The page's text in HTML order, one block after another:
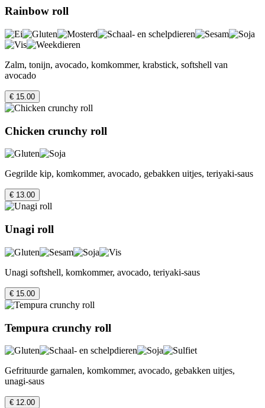
Rainbow roll
Zalm, tonijn, avocado, komkommer, krabstick, softshell van
avocado
€ 15.00
Chicken crunchy roll
Gegrilde kip, komkommer, avocado, gebakken uitjes, teriyaki-saus
€ 13.00
Unagi roll
Unagi softshell, komkommer, avocado, teriyaki-saus
€ 15.00
Tempura crunchy roll
Gefrituurde garnalen, komkommer, avocado, gebakken uitjes,
unagi-saus
€ 12.00